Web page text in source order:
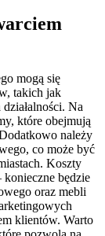
mogą się
takich jak
Na
które obejmują
należy
co może być
Koszty
będzie
oraz mebli
klientów. Warto